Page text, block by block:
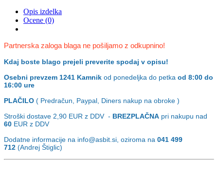
Opis izdelka
Ocene (0)
Partnerska zaloga blaga ne pošiljamo z odkupnino!
Kdaj boste blago prejeli preverite spodaj v opisu!
Osebni prevzem 1241 Kamnik od ponedeljka do petka od 8:00 do
16:00 ure
PLAČILO ( Predračun, Paypal, Diners nakup na obroke )
Stroški dostave 2,90 EUR z DDV - BREZPLAČNA pri nakupu nad
60 EUR z DDV
Dodatne informacije na info@asbit.si, oziroma na 041 499
712 (Andrej Štiglic)